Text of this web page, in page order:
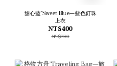
甜心藍‘Sweet Blue—藍色釘珠
上衣
NT$400
NT$780